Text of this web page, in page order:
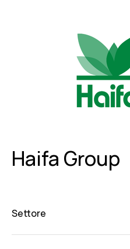
Haifa Group
Settore